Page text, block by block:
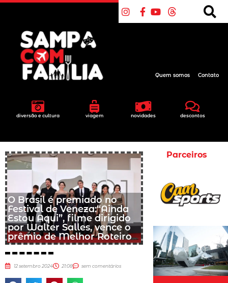
diversão e cultura viagem novidades descontos
Quem somos Contato
O Brasil é premiado no
Festival de Veneza:“Ainda
Estou Aqui”, filme dirigido
por Walter Salles, vence o
prêmio de Melhor Roteiro
12 setembro 2024 21:08 sem comentários
Parceiros